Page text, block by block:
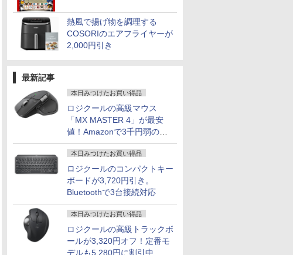
熱風で揚げ物を調理する
COSORIのエアフライヤーが
2,000円引き
最新記事
本日みつけたお買い得品
ロジクールの高級マウス
「MX MASTER 4」が最安
値！Amazonで3千円弱の割
引
本日みつけたお買い得品
ロジクールのコンパクトキー
ボードが3,720円引き。
Bluetoothで3台接続対応
本日みつけたお買い得品
ロジクールの高級トラックボ
ールが3,320円オフ！定番モ
デルも5,280円に割引中